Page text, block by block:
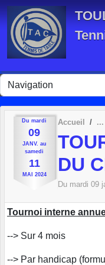
Du mardi
09
JANV. au
samedi
11
MAI 2024
Accueil
DU
Du mardi 09
Tournoi interne
--> Sur 4 mois
--> Par handicap
Panneau de gestion des